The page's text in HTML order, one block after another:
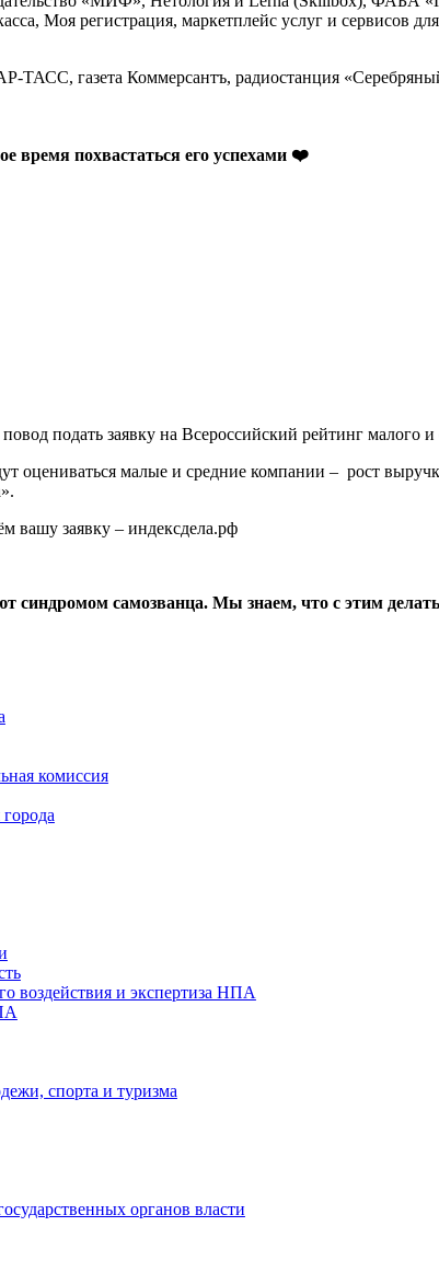
Моя регистрация, маркетплейс услуг и сервисов
газета Коммерсантъ, радиостанция
время похвастаться его успехами ❤️
подать заявку на Всероссийский рейтинг малого и
оцениваться малые и средние компании – рост
вашу заявку – индексдела.рф
синдромом самозванца. Мы знаем, что с этим делать
комиссия
воздействия и экспертиза НПА
спорта и туризма
органов власти